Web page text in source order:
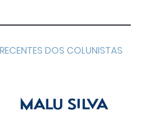
DOS COLUNISTAS